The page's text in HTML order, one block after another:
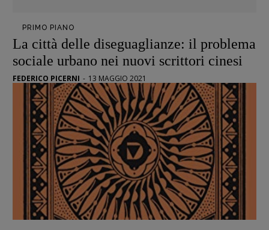
PRIMO PIANO
La città delle diseguaglianze: il problema
sociale urbano nei nuovi scrittori cinesi
FEDERICO PICERNI - 13 MAGGIO 2021